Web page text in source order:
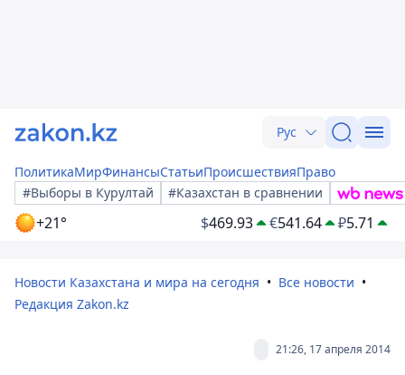
Рус
ПолитикаМирФинансыСтатьиПроисшествияПраво
#Выборы в Курултай
#Казахстан в сравнении
+21° $469.93 €541.64 ₽5.71
Новости Казахстана и мира на сегодня
Все новости
Редакция Zakon.kz
21:26, 17 апреля 2014